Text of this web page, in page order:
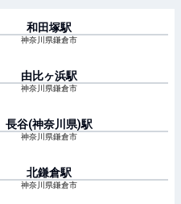
和田塚駅
神奈川県鎌倉市
由比ヶ浜駅
神奈川県鎌倉市
長谷(神奈川県)駅
神奈川県鎌倉市
北鎌倉駅
神奈川県鎌倉市